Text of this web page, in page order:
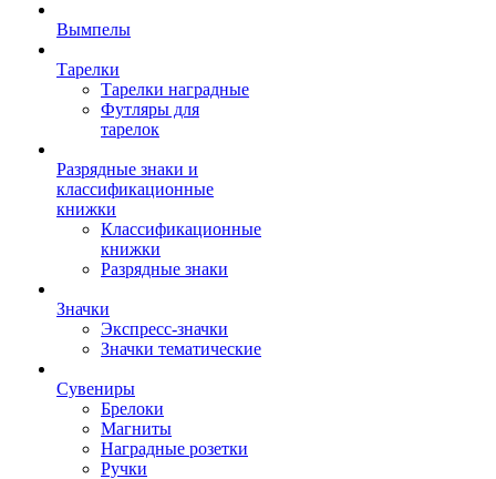
Вымпелы
Тарелки
Тарелки наградные
Футляры для
тарелок
Разрядные знаки и
классификационные
книжки
Классификационные
книжки
Разрядные знаки
Значки
Экспресс-значки
Значки тематические
Сувениры
Брелоки
Магниты
Наградные розетки
Ручки